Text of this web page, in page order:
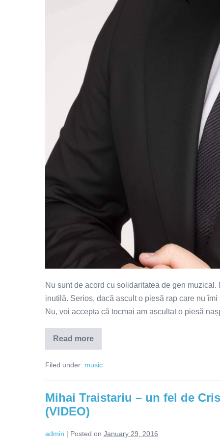
Nu sunt de acord cu solidaritatea de gen
inutilă. Serios, dacă ascult o piesă rap care nu
Nu, voi accepta că tocmai am ascultat o piesă
Read more
Ciprioții
ne
cu
ul
cap
Eurovision
(VIDEO)
Filed under: music
Mihai Traistariu – un fel de
(VIDEO)
admin | Posted on January 29, 2016